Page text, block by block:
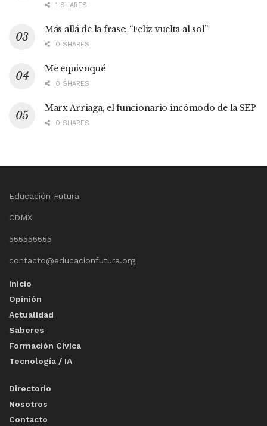
1 SHARES
Más allá de la frase: “Feliz vuelta al sol”
0 SHARES
Me equivoqué
0 SHARES
Marx Arriaga, el funcionario incómodo de la SEP
0 SHARES
Educación Futura
CDMX
555555555
contacto@educacionfutura.org
Inicio
Opinión
Actualidad
Saberes
Formación Cívica
Tecnología / IA
Directorio
Nosotros
Contacto